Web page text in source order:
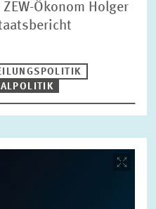
Ökonom Holger